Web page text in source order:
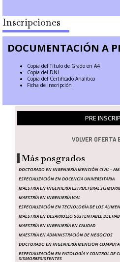
Inscripciones
DOCUMENTACIÓN A
Copia del Título de Grado en A4
Copia del DNI
Copia del Certificado Analítico
Ficha de inscripción
PRE
VOLVER OFERTA
Más posgrados
DOCTORADO EN INGENIERÍA MENCIÓN CIVIL –
ESPECIALIZACIÓN EN DOCENCIA UNIVERSITARIA
MAESTRIA EN INGENIERÍA ESTRUCTURAL
MAESTRÍA EN INGENIERÍA VIAL
ESPECIALIZACIÓN EN TECNOLOGÍA DE LOS
MAESTRÍA EN DESARROLLO SUSTENTABLE DEL
MAESTRÍA EN INGENIERÍA EN CALIDAD
MAESTRÍA EN ADMINISTRACIÓN DE NEGOCIOS
DOCTORADO EN INGENIERÍA MENCIÓN
ESPECIALIZACIÓN EN PATOLOGÍA Y CONTROL DE
SISMORRESISTENTES